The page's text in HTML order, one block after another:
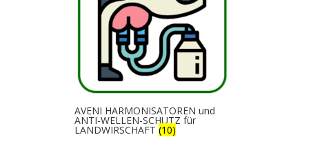
AVENI HARMONISATOREN und
ANTI-WELLEN-SCHUTZ für
LANDWIRSCHAFT(10)